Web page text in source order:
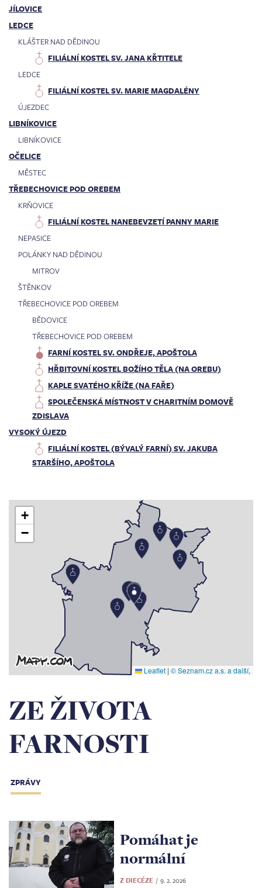
JÍLOVICE
LEDCE
KLÁŠTER NAD DĚDINOU
FILIÁLNÍ KOSTEL SV. JANA KŘTITELE
LEDCE
FILIÁLNÍ KOSTEL SV. MARIE MAGDALÉNY
ÚJEZDEC
LIBNÍKOVICE
LIBNÍKOVICE
OČELICE
MĚSTEC
TŘEBECHOVICE POD OREBEM
KRŇOVICE
FILIÁLNÍ KOSTEL NANEBEVZETÍ PANNY MARIE
NEPASICE
POLÁNKY NAD DĚDINOU
MITROV
ŠTĚNKOV
TŘEBECHOVICE POD OREBEM
BĚDOVICE
TŘEBECHOVICE POD OREBEM
FARNÍ KOSTEL SV. ONDŘEJE, APOŠTOLA
HŘBITOVNÍ KOSTEL BOŽÍHO TĚLA (NA OREBU)
KAPLE SVATÉHO KŘÍŽE (NA FAŘE)
SPOLEČENSKÁ MÍSTNOST V CHARITNÍM DOMOVĚ
ZDISLAVA
VYSOKÝ ÚJEZD
FILIÁLNÍ KOSTEL (BÝVALÝ FARNÍ) SV. JAKUBA
STARŠÍHO, APOŠTOLA
+
−
Leaflet | © Seznam.cz a.s. a další,
ZE ŽIVOTA
FARNOSTI
ZPRÁVY
Pomáhat je
normální
Z DIECÉZE 9. 2. 2026